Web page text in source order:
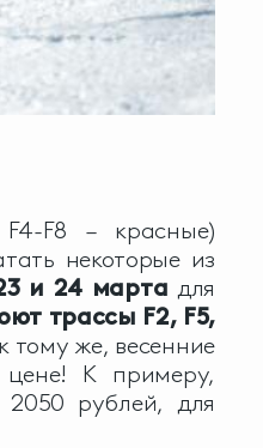
F8 – красные)
некоторые из
и 24 марта для
трассы F2, F5,
тому же, весенние
цене! К примеру,
2050 рублей, для